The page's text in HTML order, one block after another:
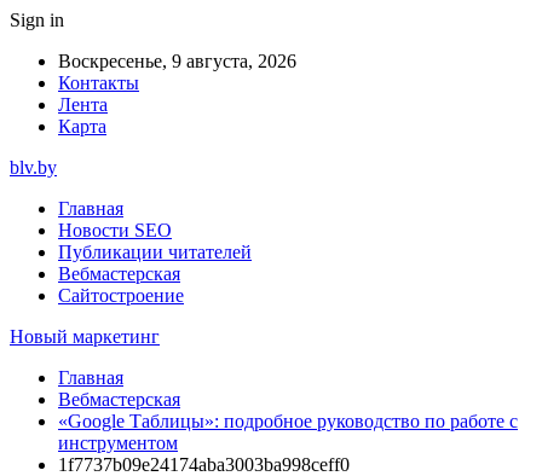
Sign in
Воскресенье, 9 августа, 2026
Контакты
Лента
Карта
blv.by
Главная
Новости SEO
Публикации читателей
Вебмастерская
Сайтостроение
Новый маркетинг
Главная
Вебмастерская
«Google Таблицы»: подробное руководство по работе с
инструментом
1f7737b09e24174aba3003ba998ceff0